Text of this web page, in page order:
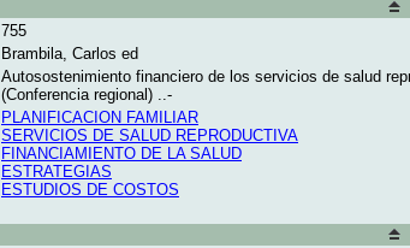
755
Brambila, Carlos ed
Autosostenimiento financiero de los servicios de salud
(Conferencia regional) ..-
PLANIFICACION FAMILIAR
SERVICIOS DE SALUD REPRODUCTIVA
FINANCIAMIENTO DE LA SALUD
ESTRATEGIAS
ESTUDIOS DE COSTOS